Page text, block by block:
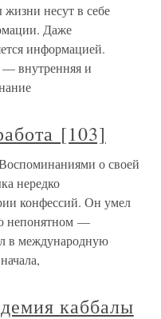
несут в себе
Даже
информацией.
внутренняя и
[103]
о своей
нередко
конфессий. Он умел
непонятном —
в международную
каббалы